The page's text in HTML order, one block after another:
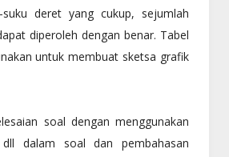
suku deret yang cukup, sejumlah
diperoleh dengan benar. Tabel
untuk membuat sketsa grafik
soal dengan menggunakan
dalam soal dan pembahasan